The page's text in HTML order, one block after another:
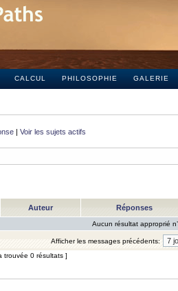
CALCUL PHILOSOPHIE GALERIE
| Voir les sujets actifs
Auteur Réponses
Aucun résultat approprié
Afficher les messages précédents:
trouvée 0 résultats ]